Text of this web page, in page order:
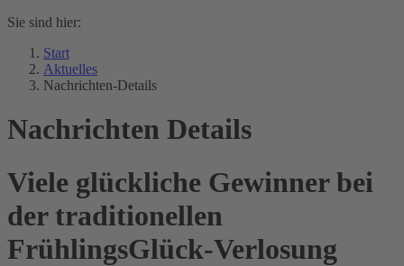
Sie sind hier:
Start
Aktuelles
Nachrichten-Details
Nachrichten Details
Viele glückliche Gewinner bei
der traditionellen
FrühlingsGlück-Verlosung